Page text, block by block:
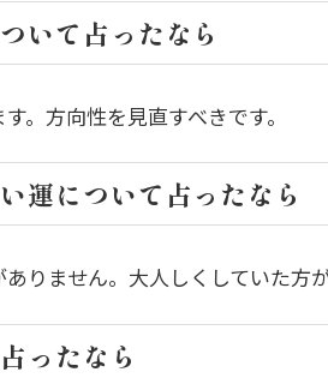
いて占ったなら
。方向性を見直すべきです。
運について占ったなら
りません。大人しくしていた方
ったなら